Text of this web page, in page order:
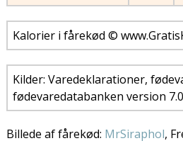
Kalorier i fårekød ©
Kilder: Varedeklarationer,
fødevaredatabanken version
Billede af fårekød: MrSiraphol,